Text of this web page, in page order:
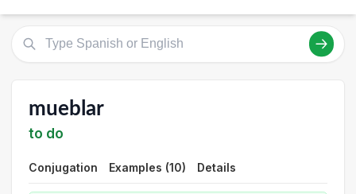
mueblar
to do
Conjugation Examples (10) Details